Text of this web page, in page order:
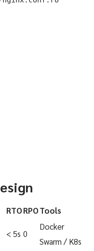
RTORPOTools
< 5s 0
Docker
Swarm / K8s